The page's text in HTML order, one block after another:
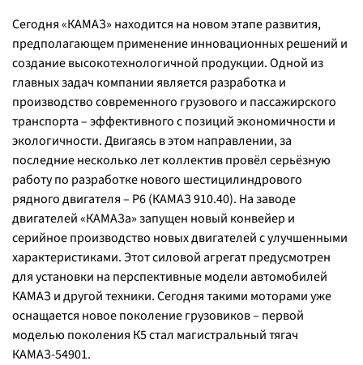
Сегодня «КАМАЗ» находится на новом этапе развития,
предполагающем применение инновационных решений и
создание высокотехнологичной продукции. Одной из
главных задач компании является разработка и
производство современного грузового и пассажирского
транспорта – эффективного с позиций экономичности и
экологичности. Двигаясь в этом направлении, за
последние несколько лет коллектив провёл серьёзную
работу по разработке нового шестицилиндрового
рядного двигателя – Р6 (КАМАЗ 910.40). На заводе
двигателей «КАМАЗа» запущен новый конвейер и
серийное производство новых двигателей с улучшенными
характеристиками. Этот силовой агрегат предусмотрен
для установки на перспективные модели автомобилей
КАМАЗ и другой техники. Сегодня такими моторами уже
оснащается новое поколение грузовиков – первой
моделью поколения К5 стал магистральный тягач
КАМАЗ-54901.